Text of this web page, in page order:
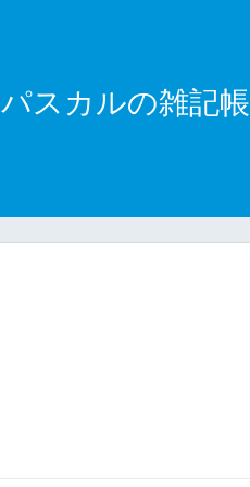
パスカルの雑記帳